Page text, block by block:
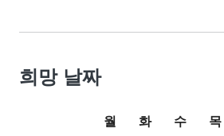
희망 날짜
월 화 수 목